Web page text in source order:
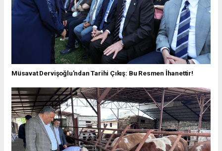
Müsavat Dervişoğlu'ndan Tarihi Çıkış: Bu Resmen İhanettir!